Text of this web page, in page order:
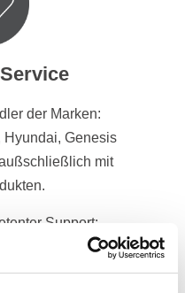
der Marken:
Hyundai, Genesis
mit
Support: